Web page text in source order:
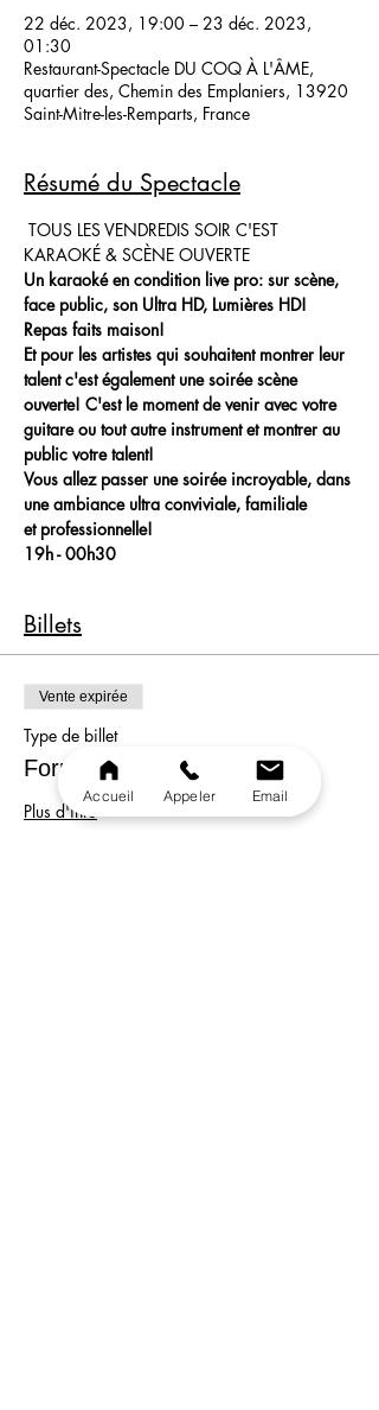
22 déc. 2023, 19:00 – 23 déc. 2023,
01:30
Restaurant-Spectacle DU COQ À L'ÂME,
quartier des, Chemin des Emplaniers, 13920
Saint-Mitre-les-Remparts, France
Résumé du Spectacle
TOUS LES VENDREDIS SOIR C'EST
KARAOKÉ & SCÈNE OUVERTE
Un karaoké en condition live pro: sur scène,
face public, son Ultra HD, Lumières HD!
Repas faits maison!
Et pour les artistes qui souhaitent montrer leur
talent c'est également une soirée scène
ouverte! C'est le moment de venir avec votre
guitare ou tout autre instrument et montrer au
public votre talent!
Vous allez passer une soirée incroyable, dans
une ambiance ultra conviviale, familiale
et professionnelle!
19h - 00h30
Billets
Vente expirée
Type de billet
Formule
Plus d'info
Accueil Appeler Email